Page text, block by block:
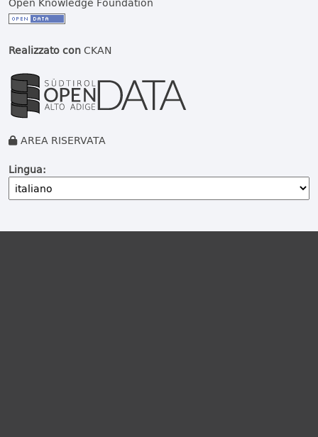
Realizzato conCKAN
AREA RISERVATA
Lingua